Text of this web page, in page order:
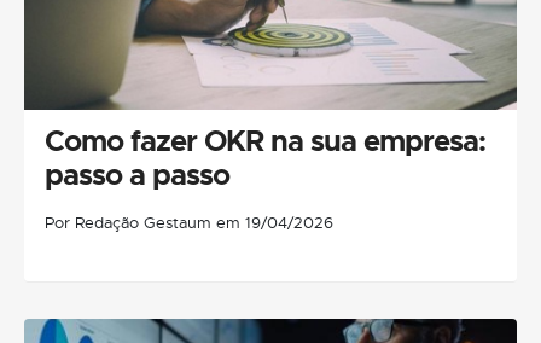
Como fazer OKR na sua empresa:
passo a passo
Por Redação Gestaum em 19/04/2026